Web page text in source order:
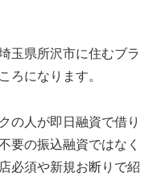
玉県所沢市に住むブラ
ろになります。
の人が即日融資で借り
要の振込融資ではなく
必須や新規お断りで紹